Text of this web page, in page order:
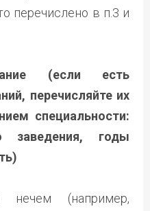
перечислено в п.3 и
(если есть
перечисляйте их
специальности:
заведения, годы
нечем (например,